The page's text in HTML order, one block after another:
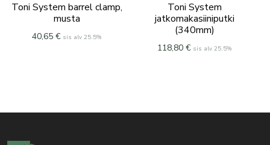
Toni System barrel clamp,
musta
40,65 € sis alv 25.5%
Toni System
jatkomakasiiniputki
(340mm)
118,80 € sis alv 25.5%